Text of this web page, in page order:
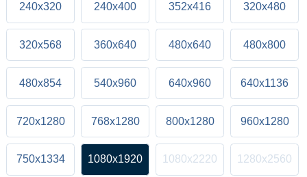
240x320 240x400 352x416 320x480
320x568 360x640 480x640 480x800
480x854 540x960 640x960 640x1136
720x1280 768x1280 800x1280 960x1280
750x1334 1080x1920 1080x2220 1280x2560